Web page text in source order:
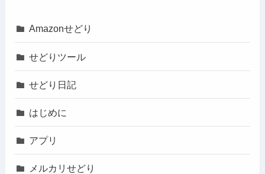
Amazonせどり
せどりツール
せどり日記
はじめに
アプリ
メルカリせどり